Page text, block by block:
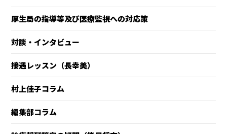
厚生局の指導等及び医療監視への対応策
対談・インタビュー
接遇レッスン（長幸美）
村上佳子コラム
編集部コラム